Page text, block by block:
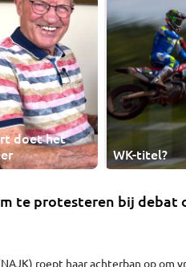
doet het
WK-titel?
te protesteren bij debat
roept haar achterban op om